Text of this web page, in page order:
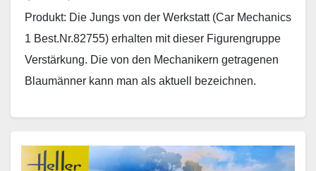
Produkt: Die Jungs von der Werkstatt (Car Mechanics
1 Best.Nr.82755) erhalten mit dieser Figurengruppe
Verstärkung. Die von den Mechanikern getragenen
Blaumänner kann man als aktuell bezeichnen.